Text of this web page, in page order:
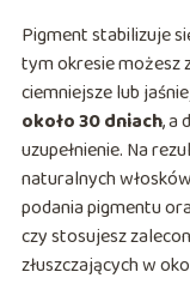
Pigment stabilizuje
tym okresie możesz
ciemniejsze lub
około 30 dniach, a
uzupełnienie. Na
naturalnych
podania pigmentu
czy stosujesz
złuszczających w